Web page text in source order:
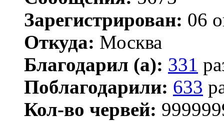
Зарегистрирован: 06
Откуда: Москва
Благодарил (а): 331
Поблагодарили: 633
Кол-во червей: